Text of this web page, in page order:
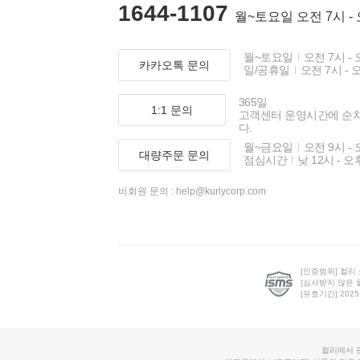
1644-1107 월~토요일 오전 7시 -
카카오톡 문의
월~토요일
오전 7시 -
일/공휴일
오전 7시 -
1:1 문의
365일
고객센터 운영시간에 순
다.
대량주문 문의
월~금요일
오전 9시 -
점심시간
낮 12시 - 오
비회원 문의 : help@kurlycorp.com
[인증범위] 컬리
(심사받지 않은
[유효기간]
컬리에서